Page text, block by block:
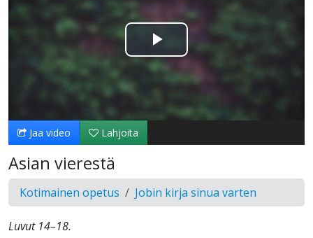
Toista
Video
Jaa video Lahjoita
Asian vierestä
Kotimainen opetus Jobin kirja sinua varten
Luvut 14–18.